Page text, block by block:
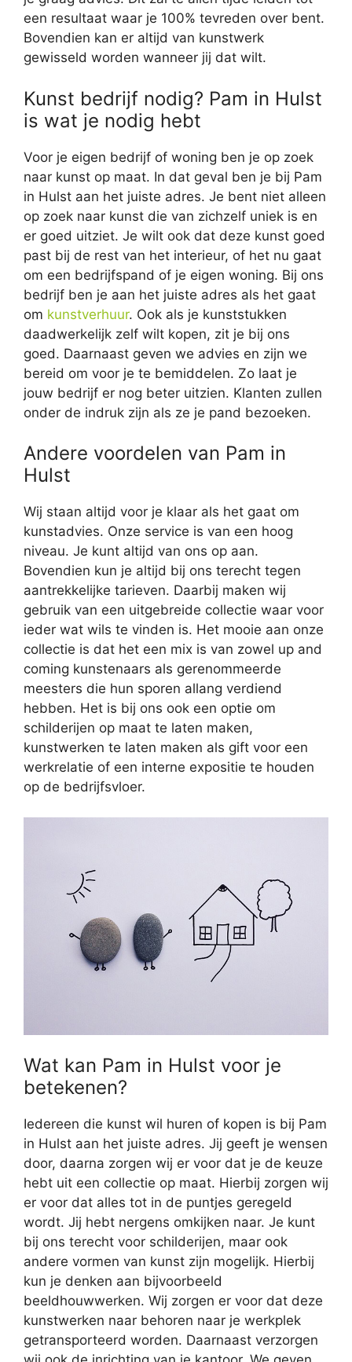
een resultaat waar je 100% tevreden over bent.
Bovendien kan er altijd van kunstwerk
gewisseld worden wanneer jij dat wilt.
Kunst bedrijf nodig? Pam in Hulst
is wat je nodig hebt
Voor je eigen bedrijf of woning ben je op zoek
naar kunst op maat. In dat geval ben je bij Pam
in Hulst aan het juiste adres. Je bent niet alleen
op zoek naar kunst die van zichzelf uniek is en
er goed uitziet. Je wilt ook dat deze kunst goed
past bij de rest van het interieur, of het nu gaat
om een bedrijfspand of je eigen woning. Bij ons
bedrijf ben je aan het juiste adres als het gaat
om kunstverhuur. Ook als je kunststukken
daadwerkelijk zelf wilt kopen, zit je bij ons
goed. Daarnaast geven we advies en zijn we
bereid om voor je te bemiddelen. Zo laat je
jouw bedrijf er nog beter uitzien. Klanten zullen
onder de indruk zijn als ze je pand bezoeken.
Andere voordelen van Pam in
Hulst
Wij staan altijd voor je klaar als het gaat om
kunstadvies. Onze service is van een hoog
niveau. Je kunt altijd van ons op aan.
Bovendien kun je altijd bij ons terecht tegen
aantrekkelijke tarieven. Daarbij maken wij
gebruik van een uitgebreide collectie waar voor
ieder wat wils te vinden is. Het mooie aan onze
collectie is dat het een mix is van zowel up and
coming kunstenaars als gerenommeerde
meesters die hun sporen allang verdiend
hebben. Het is bij ons ook een optie om
schilderijen op maat te laten maken,
kunstwerken te laten maken als gift voor een
werkrelatie of een interne expositie te houden
op de bedrijfsvloer.
Wat kan Pam in Hulst voor je
betekenen?
Iedereen die kunst wil huren of kopen is bij Pam
in Hulst aan het juiste adres. Jij geeft je wensen
door, daarna zorgen wij er voor dat je de keuze
hebt uit een collectie op maat. Hierbij zorgen wij
er voor dat alles tot in de puntjes geregeld
wordt. Jij hebt nergens omkijken naar. Je kunt
bij ons terecht voor schilderijen, maar ook
andere vormen van kunst zijn mogelijk. Hierbij
kun je denken aan bijvoorbeeld
beeldhouwwerken. Wij zorgen er voor dat deze
kunstwerken naar behoren naar je werkplek
getransporteerd worden. Daarnaast verzorgen